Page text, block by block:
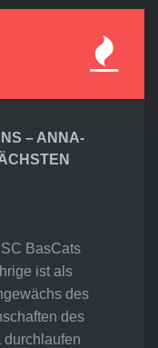
– ANNA-
BasCats
ist als
des
des
durchlaufen